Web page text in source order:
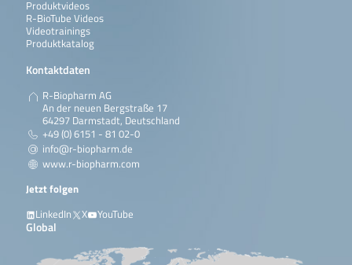
Produktvideos
R-BioTube Videos
Videotrainings
Produktkatalog
Kontaktdaten
R-Biopharm AG
An der neuen Bergstraße 17
64297 Darmstadt, Deutschland
+49 (0) 6151 - 81 02-0
info@r-biopharm.de
www.r-biopharm.com
Jetzt folgen
LinkedIn
X YouTube
Global